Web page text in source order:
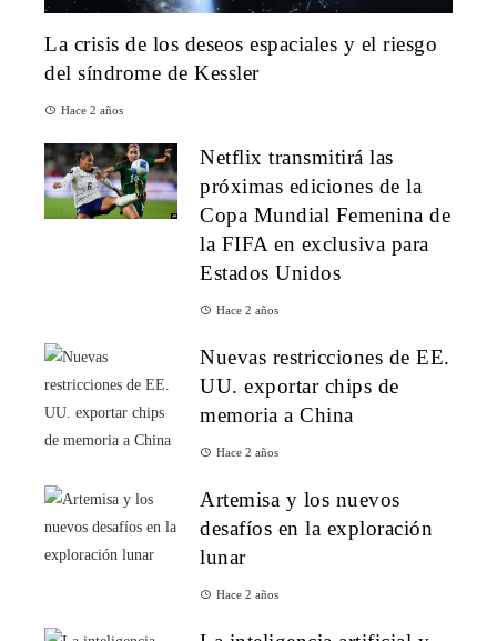
La crisis de los deseos espaciales y el riesgo
del síndrome de Kessler
Hace 2 años
Netflix transmitirá las
próximas ediciones de la
Copa Mundial Femenina de
la FIFA en exclusiva para
Estados Unidos
Hace 2 años
Nuevas restricciones de EE.
UU. exportar chips de
memoria a China
Hace 2 años
Artemisa y los nuevos
desafíos en la exploración
lunar
Hace 2 años